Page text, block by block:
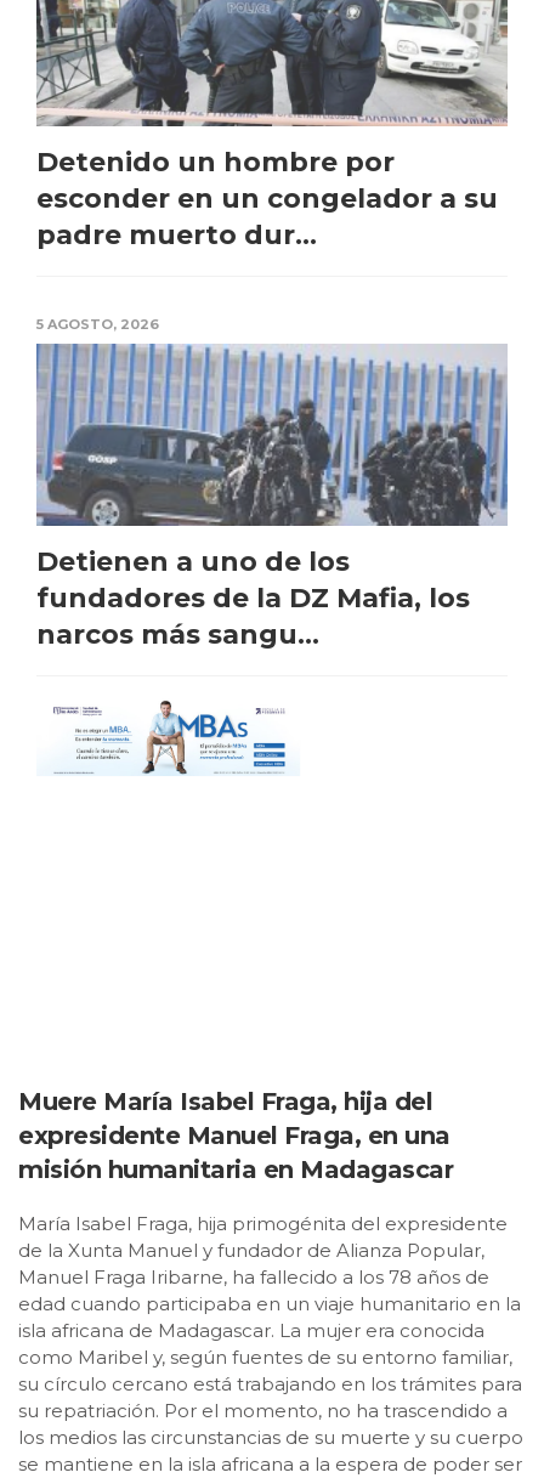
Detenido un hombre por
esconder en un congelador a su
padre muerto dur...
5 AGOSTO, 2026
Detienen a uno de los
fundadores de la DZ Mafia, los
narcos más sangu...
Muere María Isabel Fraga, hija del
expresidente Manuel Fraga, en una
misión humanitaria en Madagascar
María Isabel Fraga, hija primogénita del expresidente
de la Xunta Manuel y fundador de Alianza Popular,
Manuel Fraga Iribarne, ha fallecido a los 78 años de
edad cuando participaba en un viaje humanitario en la
isla africana de Madagascar. La mujer era conocida
como Maribel y, según fuentes de su entorno familiar,
su círculo cercano está trabajando en los trámites para
su repatriación. Por el momento, no ha trascendido a
los medios las circunstancias de su muerte y su cuerpo
se mantiene en la isla africana a la espera de poder ser